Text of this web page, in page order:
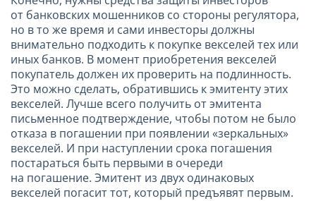
от банковских мошенников со стороны регулятора,
но в то же время и сами инвесторы должны
внимательно подходить к покупке векселей тех или
иных банков. В момент приобретения векселей
покупатель должен их проверить на подлинность.
Это можно сделать, обратившись к эмитенту этих
векселей. Лучше всего получить от эмитента
письменное подтверждение, чтобы потом не было
отказа в погашении при появлении «зеркальных»
векселей. И при наступлении срока погашения
постараться быть первыми в очереди
на погашение. Эмитент из двух одинаковых
векселей погасит тот, который предъявят первым.